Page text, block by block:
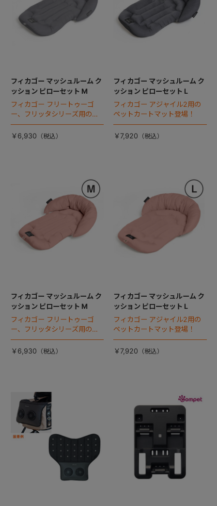
フィカゴー マッシュルーム ク
ッション ピローセット M
フィカゴー フリートゥーゴ
ー、フリッタシリーズ用のペ
ットカートマット登場！
￥6,930
フィカゴー マッシュルーム ク
ッション ピローセット L
フィカゴー アジャイル2用の
ペットカートマット登場！
￥7,920
フィカゴー マッシュルーム ク
ッション ピローセット M
フィカゴー フリートゥーゴ
ー、フリッタシリーズ用のペ
ットカートマット登場！
￥6,930
フィカゴー マッシュルーム ク
ッション ピローセット L
フィカゴー アジャイル2用の
ペットカートマット登場！
￥7,920